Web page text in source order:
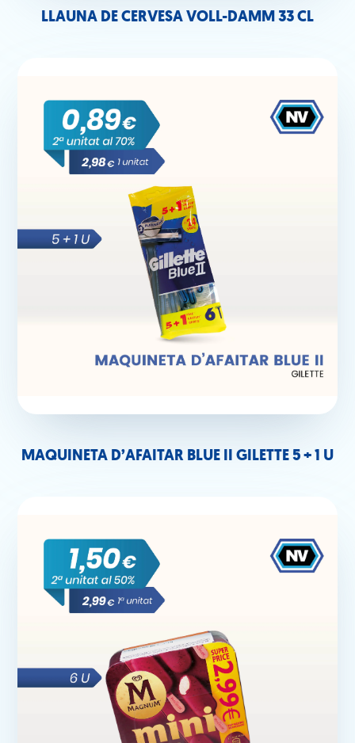
LLAUNA DE CERVESA VOLL-DAMM 33 CL
MAQUINETA D’AFAITAR BLUE II GILETTE 5 + 1 U